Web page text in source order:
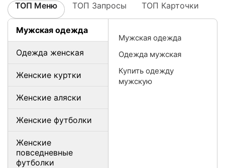
ТОП Меню ТОП Запросы ТОП Карточки
Мужская одежда
Одежда женская
Женские куртки
Женские аляски
Женские футболки
Женские
повседневные
футболки
Мужская одежда
Одежда мужская
Купить одежду
мужскую